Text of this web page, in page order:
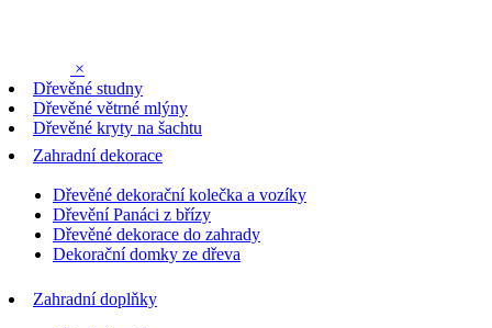
×
Dřevěné studny
Dřevěné větrné mlýny
Dřevěné kryty na šachtu
Zahradní dekorace
Dřevěné dekorační kolečka a vozíky
Dřevění Panáci z břízy
Dřevěné dekorace do zahrady
Dekorační domky ze dřeva
Zahradní doplňky